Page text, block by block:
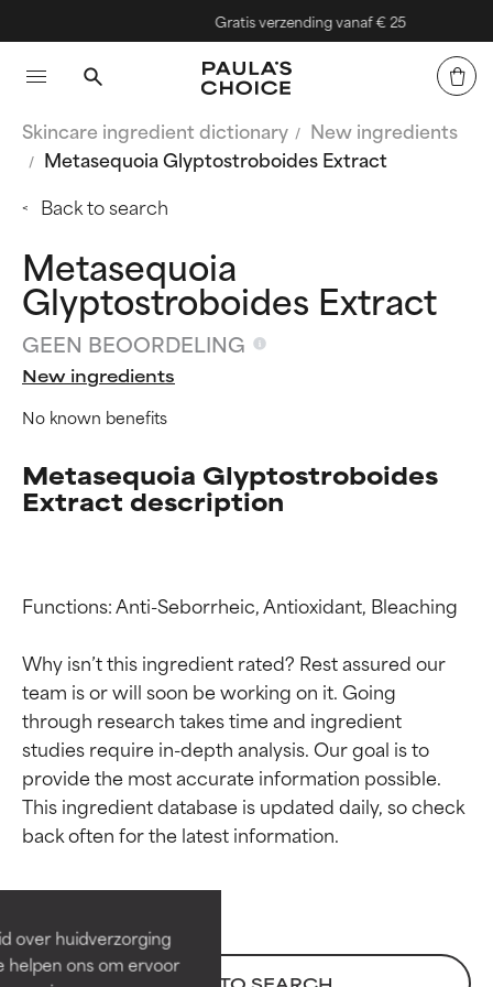
over huidverzorging
helpen ons om ervoor
Gratis verzending vanaf € 25
Skincare ingredient dictionary
New ingredients
Metasequoia Glyptostroboides Extract
Back to search
Metasequoia
Glyptostroboides Extract
GEEN BEOORDELING
New ingredients
No known benefits
Metasequoia Glyptostroboides
Extract description
Functions: Anti-Seborrheic, Antioxidant, Bleaching
Why isn’t this ingredient rated? Rest assured our
team is or will soon be working on it. Going
through research takes time and ingredient
studies require in-depth analysis. Our goal is to
provide the most accurate information possible.
This ingredient database is updated daily, so check
Beoordelingen van
ingrediënten
Bewezen en ondersteund door
onafhankelijk onderzoek.
Beoordelingen van
ingrediënten
Bewezen en ondersteund door
onafhankelijk onderzoek.